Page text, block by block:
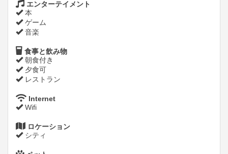
エンターテイメント
本
ゲーム
音楽
食事と飲み物
朝食付き
夕食可
レストラン
Internet
Wifi
ロケーション
シティ